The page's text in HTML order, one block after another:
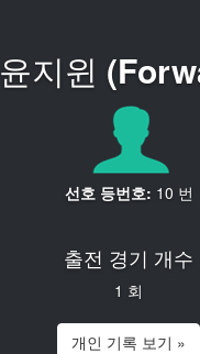
윤지윈
선호 등번호: 10 번
출전 경기 개수
1 회
개인 기록 보기 »